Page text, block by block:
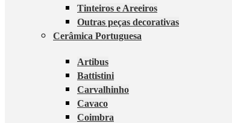
Tinteiros e Areeiros
Outras peças decorativas
Cerâmica Portuguesa
Artibus
Battistini
Carvalhinho
Cavaco
Coimbra